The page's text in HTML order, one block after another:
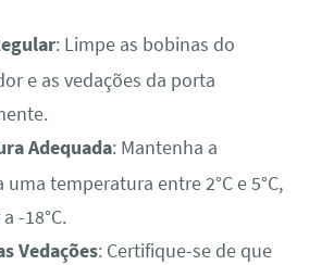
: Limpe as bobinas do
e as vedações da porta
Adequada: Mantenha a
uma temperatura entre 2°C e 5°C,
-18°C.
Vedações: Certifique-se de que